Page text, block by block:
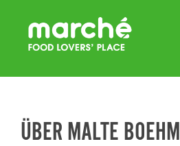
Inhalt
ÜBER MALTE BOEHM